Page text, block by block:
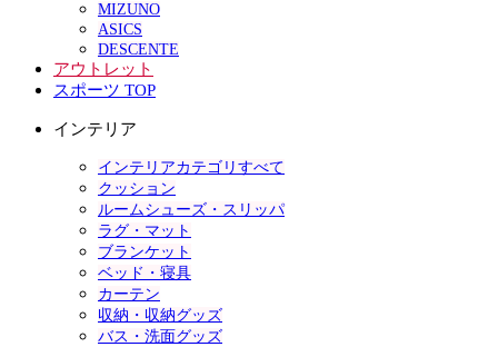
MIZUNO
ASICS
DESCENTE
アウトレット
スポーツ TOP
インテリア
インテリアカテゴリすべて
クッション
ルームシューズ・スリッパ
ラグ・マット
ブランケット
ベッド・寝具
カーテン
収納・収納グッズ
バス・洗面グッズ